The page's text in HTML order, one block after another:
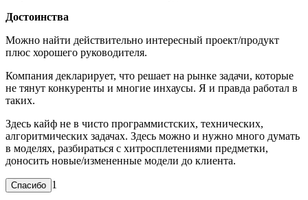
Достоинства
Можно найти действительно интересный проект/продукт
плюс хорошего руководителя.
Компания декларирует, что решает на рынке задачи, которые
не тянут конкуренты и многие инхаусы. Я и правда работал в
таких.
Здесь кайф не в чисто программистских, технических,
алгоритмических задачах. Здесь можно и нужно много думать
в моделях, разбираться с хитросплетениями предметки,
доносить новые/измененные модели до клиента.
1